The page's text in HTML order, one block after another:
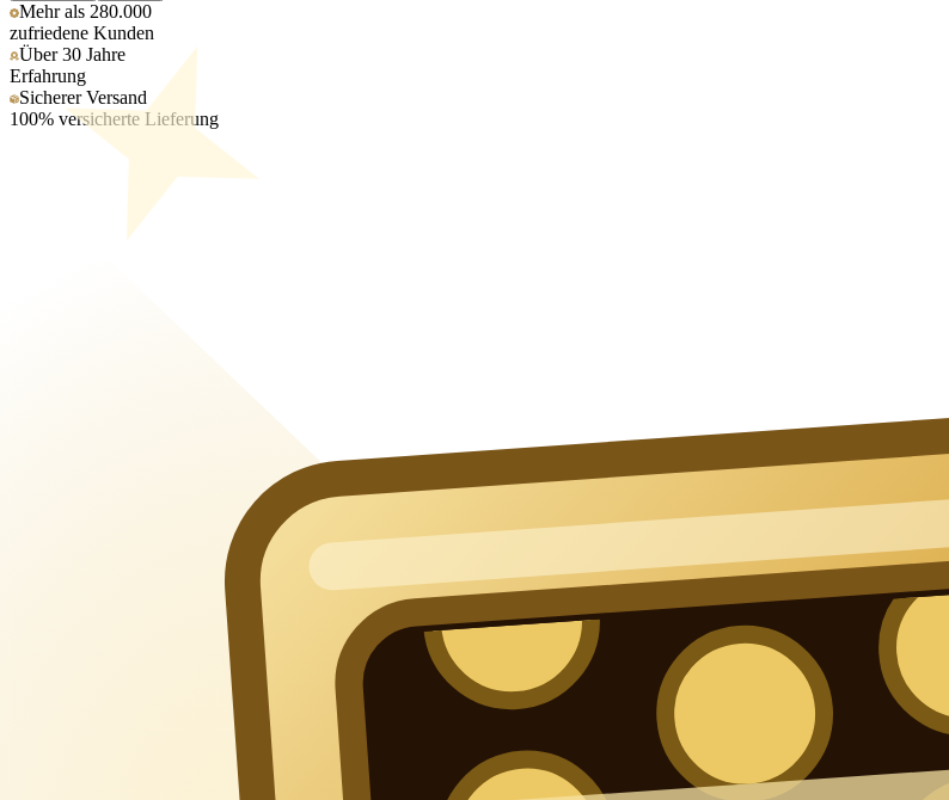
Mehr als 280.000
zufriedene Kunden
Über 30 Jahre
Erfahrung
Sicherer Versand
100% versicherte Lieferung